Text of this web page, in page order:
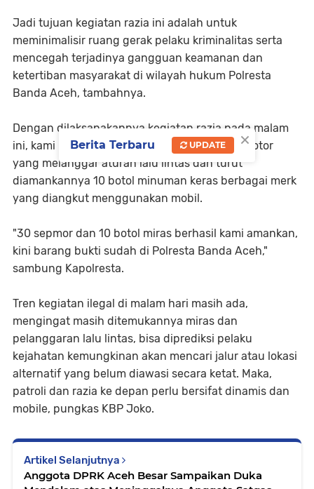
Jadi tujuan kegiatan razia ini adalah untuk
meminimalisir ruang gerak pelaku kriminalitas serta
mencegah terjadinya gangguan keamanan dan
ketertiban masyarakat di wilayah hukum Polresta
Banda Aceh, tambahnya.
Dengan dilaksanakannya kegiatan razia pada malam
ini, kami berhasil mengamankan 30 sepeda motor
yang melanggar aturan lalu lintas dan turut
diamankannya 10 botol minuman keras berbagai merk
yang diangkut menggunakan mobil.
"30 sepmor dan 10 botol miras berhasil kami amankan,
kini barang bukti sudah di Polresta Banda Aceh,"
sambung Kapolresta.
Tren kegiatan ilegal di malam hari masih ada,
mengingat masih ditemukannya miras dan
pelanggaran lalu lintas, bisa diprediksi pelaku
kejahatan kemungkinan akan mencari jalur atau lokasi
alternatif yang belum diawasi secara ketat. Maka,
patroli dan razia ke depan perlu bersifat dinamis dan
mobile, pungkas KBP Joko.
Artikel Selanjutnya
Anggota DPRK Aceh Besar Sampaikan Duka
×
Berita Terbaru UPDATE